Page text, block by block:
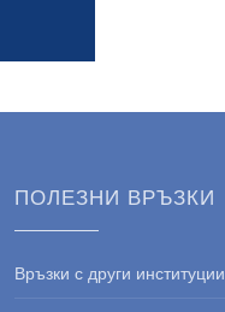
ПОЛЕЗНИ ВРЪЗКИ
Връзки с други институции